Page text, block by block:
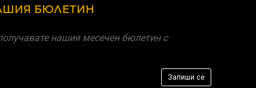
БЮЛЕТИН
нашия месечен бюлетин с